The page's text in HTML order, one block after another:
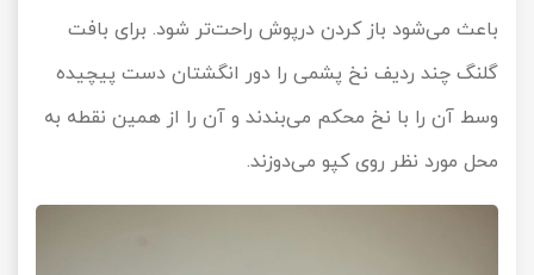
باعث می‌شود باز کردن درپوش راحت‌تر شود. برای بافت
گلنگ چند ردیف نخ پشمی را دور انگشتان دست پیچیده
وسط آن را با نخ محکم می‌بندند و آن را از همین نقطه به
محل مورد نظر روی کپو می‌دوزند.